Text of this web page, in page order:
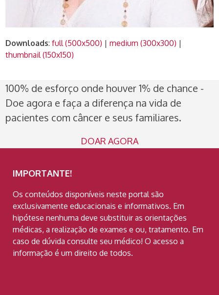
Downloads:full (500x500) |medium (300x300) |
thumbnail (150x150)
100% de esforço onde houver 1% de chance -
Doe agora e faça a diferença na vida de
pacientes com câncer e seus familiares.
DOAR AGORA
IMPORTANTE!
Os conteúdos disponíveis neste portal são
exclusivamente educacionais e informativos. Em
hipótese nenhuma deve substituir as orientações
médicas, a realização de exames e ou, tratamento. Em
caso de dúvida consulte seu médico! O acesso a
informação é um direito de todos.